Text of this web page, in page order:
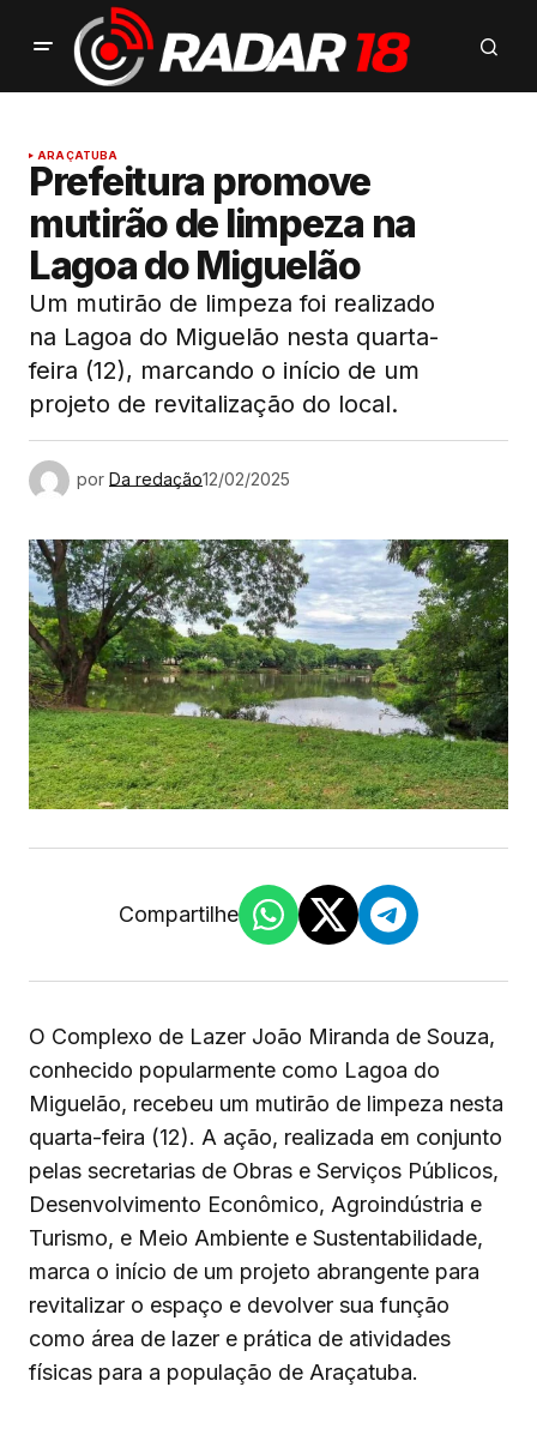
ARAÇATUBA
Prefeitura promove
mutirão de limpeza na
Lagoa do Miguelão
Um mutirão de limpeza foi realizado
na Lagoa do Miguelão nesta quarta-
feira (12), marcando o início de um
projeto de revitalização do local.
por Da redação12/02/2025
Compartilhe
O Complexo de Lazer João Miranda de Souza,
conhecido popularmente como Lagoa do
Miguelão, recebeu um mutirão de limpeza nesta
quarta-feira (12). A ação, realizada em conjunto
pelas secretarias de Obras e Serviços Públicos,
Desenvolvimento Econômico, Agroindústria e
Turismo, e Meio Ambiente e Sustentabilidade,
marca o início de um projeto abrangente para
revitalizar o espaço e devolver sua função
como área de lazer e prática de atividades
físicas para a população de Araçatuba.